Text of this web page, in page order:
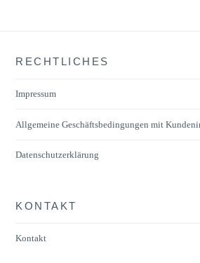
RECHTLICHES
Impressum
Allgemeine Geschäftsbedingungen mit
Datenschutzerklärung
KONTAKT
Kontakt